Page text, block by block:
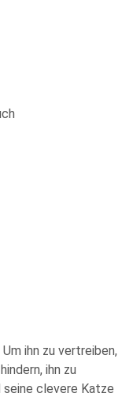
ihn zu vertreiben,
ihn zu
clevere Katze